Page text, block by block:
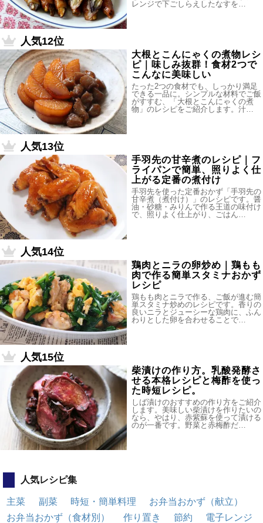
レンジで下ごしらえしたなすを…
人気12位
大根とこんにゃくの煮物レシ
ピ｜味しみ抜群！食材2つで
こんなに美味しい
たった2つの食材でも、しっかり満足
できる一品に。シンプルな材料でご飯
がすすむ、「大根とこんにゃくの煮
物」のレシピをご紹介します。汁…
人気13位
手羽先の甘辛煮のレシピ｜フ
ライパンで簡単、照りよく仕
上がる定番の煮付け
手羽先を使った定番おかず「手羽先の
甘辛煮（煮付け）」のレシピです。醤
油・砂糖・みりんで作る王道の味付け
で、照りよく仕上がり、ごはん…
人気14位
鶏肉とニラの卵炒め｜鶏もも
肉で作る簡単スタミナおかず
レシピ
鶏もも肉とニラで作る、ご飯が進む簡
単スタミナ炒めのレシピです。香りの
良いニラとジューシーな鶏肉に、ふん
わりとした卵を合わせることで…
人気15位
柴漬けの作り方。乳酸発酵さ
せる本格レシピと梅酢を使っ
た時短レシピ。
しば漬けのおすすめの作り方をご紹介
します。美味しい柴漬けを作りたいの
なら、やはり、赤紫蘇を使って漬ける
のが一番です。野菜と赤梅酢だ…
人気レシピ集
主菜 副菜 時短・簡単料理
お弁当おかず（献立）
お弁当おかず（食材別）
作り置き 節約 電子レンジ